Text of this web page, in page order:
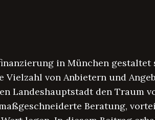
in München
von Anbietern und
Landeshauptstadt den Traum
Beratung,